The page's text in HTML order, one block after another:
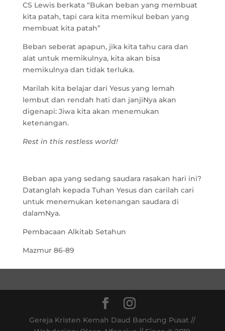
CS Lewis berkata “Bukan beban yang membuat
kita patah, tapi cara kita memikul beban yang
membuat kita patah”
Beban seberat apapun, jika kita tahu cara dan
alat untuk memikulnya, kita akan bisa
memikulnya dan tidak terluka.
Marilah kita belajar dari Yesus yang lemah
lembut dan rendah hati dan janjiNya akan
digenapi: Jiwa kita akan menemukan
ketenangan.
Rest in this restless world!
Beban apa yang sedang saudara rasakan hari ini?
Datanglah kepada Tuhan Yesus dan carilah cari
untuk menemukan ketenangan saudara di
dalamNya.
Pembacaan Alkitab Setahun
Mazmur 86-89
Gereja Kristen Kemah Daud Bandung Pusat //